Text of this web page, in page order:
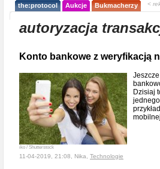
the:protocol Aukcje Bukmacherzy <
autoryzacja
Konto bankowe z weryfikacją
iko / Shutterstock
Dzisiaj
11-04-2019, 21:08, Nika, Technologie